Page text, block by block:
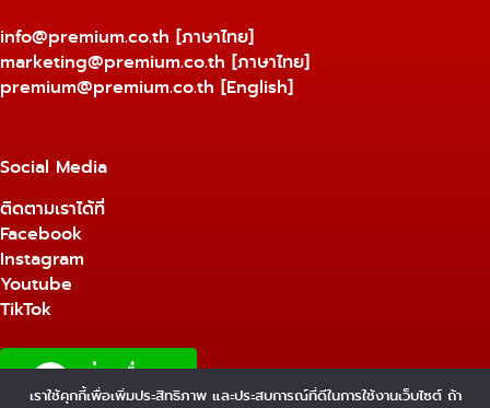
info@premium.co.th [ภาษาไทย]
marketing@premium.co.th [ภาษาไทย]
premium@premium.co.th [English]
Social Media
ติดตามเราได้ที่
Facebook
Instagram
Youtube
TikTok
เราใช้คุกกี้เพื่อเพิ่มประสิทธิภาพ และประสบการณ์ที่ดีในการใช้งานเว็บไซต์ ถ้า
1